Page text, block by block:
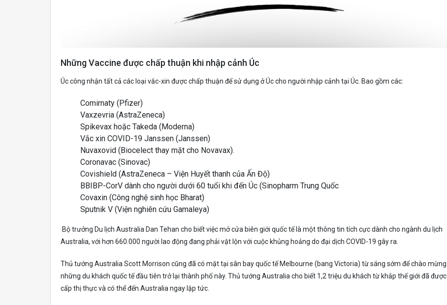
Những Vaccine được chấp thuận khi nhập cảnh Úc
Úc công nhận tất cả các loại vắc-xin được chấp thuận để sử dụng ở Úc cho người nhập cảnh tại Úc. Bao gồm các:
Comirnaty (Pfizer)
Vaxzevria (AstraZeneca)
Spikevax hoặc Takeda (Moderna)
Vắc xin COVID-19 Janssen (Janssen)
Nuvaxovid (Biocelect thay mặt cho Novavax).
Coronavac (Sinovac)
Covishield (AstraZeneca – Viện Huyết thanh của Ấn Độ)
BBIBP-CorV dành cho người dưới 60 tuổi khi đến Úc (Sinopharm Trung Quốc
Covaxin (Công nghệ sinh học Bharat)
Sputnik V (Viện nghiên cứu Gamaleya)
Bộ trưởng Du lịch Australia Dan Tehan cho biết việc mở cửa biên giới quốc tế là một thông tin tích cực dành cho ngành du lịch
Australia, với hơn 660.000 người lao động đang phải vật lộn với cuộc khủng hoảng do đại dịch COVID-19 gây ra.
Thủ tướng Australia Scott Morrison cũng đã có mặt tại sân bay quốc tế Melbourne (bang Victoria) từ sáng sớm để chào mừng
những du khách quốc tế đầu tiên trở lại thành phố này. Thủ tướng Australia cho biết 1,2 triệu du khách từ khắp thế giới đã được
cấp thị thực và có thể đến Australia ngay lập tức.